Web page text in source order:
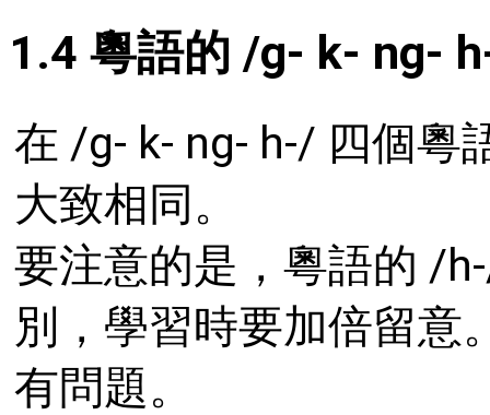
1.4 粵語的 /g- k- ng-
在 /g- k- ng- h-/ 四個粵
大致相同。
要注意的是，粵語的 /
別，學習時要加倍留意
有問題。